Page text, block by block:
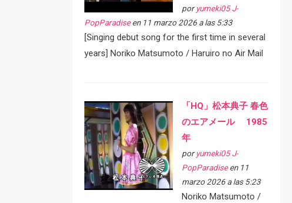
por yumeki05 J-
PopParadiseen 11 marzo 2026 a las 5:33
[Singing debut song for the first time in several
years] Noriko Matsumoto / Haruiro no Air Mail
「HQ」松本典子 春色
のエアメール 1985
年
por yumeki05 J-
PopParadiseen 11
marzo 2026 a las 5:23
Noriko Matsumoto /